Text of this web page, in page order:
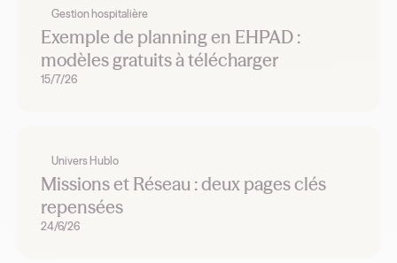
Gestion hospitalière
Exemple de planning en EHPAD :
modèles gratuits à télécharger
15/7/26
Univers Hublo
Missions et Réseau : deux pages clés
repensées
24/6/26